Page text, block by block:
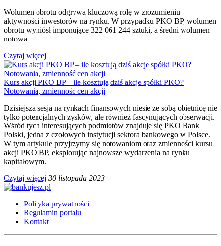
Wolumen obrotu odgrywa kluczową rolę w zrozumieniu
aktywności inwestorów na rynku. W przypadku PKO BP, wolumen
obrotu wyniósł imponujące 322 061 244 sztuki, a średni wolumen
notowa...
Czytaj więcej
Kurs akcji PKO BP – ile kosztują dziś akcje spółki PKO?
Notowania, zmienność cen akcji
Dzisiejsza sesja na rynkach finansowych niesie ze sobą obietnicę nie
tylko potencjalnych zysków, ale również fascynujących obserwacji.
Wśród tych interesujących podmiotów znajduje się PKO Bank
Polski, jedna z czołowych instytucji sektora bankowego w Polsce.
W tym artykule przyjrzymy się notowaniom oraz zmienności kursu
akcji PKO BP, eksplorując najnowsze wydarzenia na rynku
kapitałowym.
Czytaj więcej 30 listopada 2023
Polityka prywatności
Regulamin portalu
Kontakt